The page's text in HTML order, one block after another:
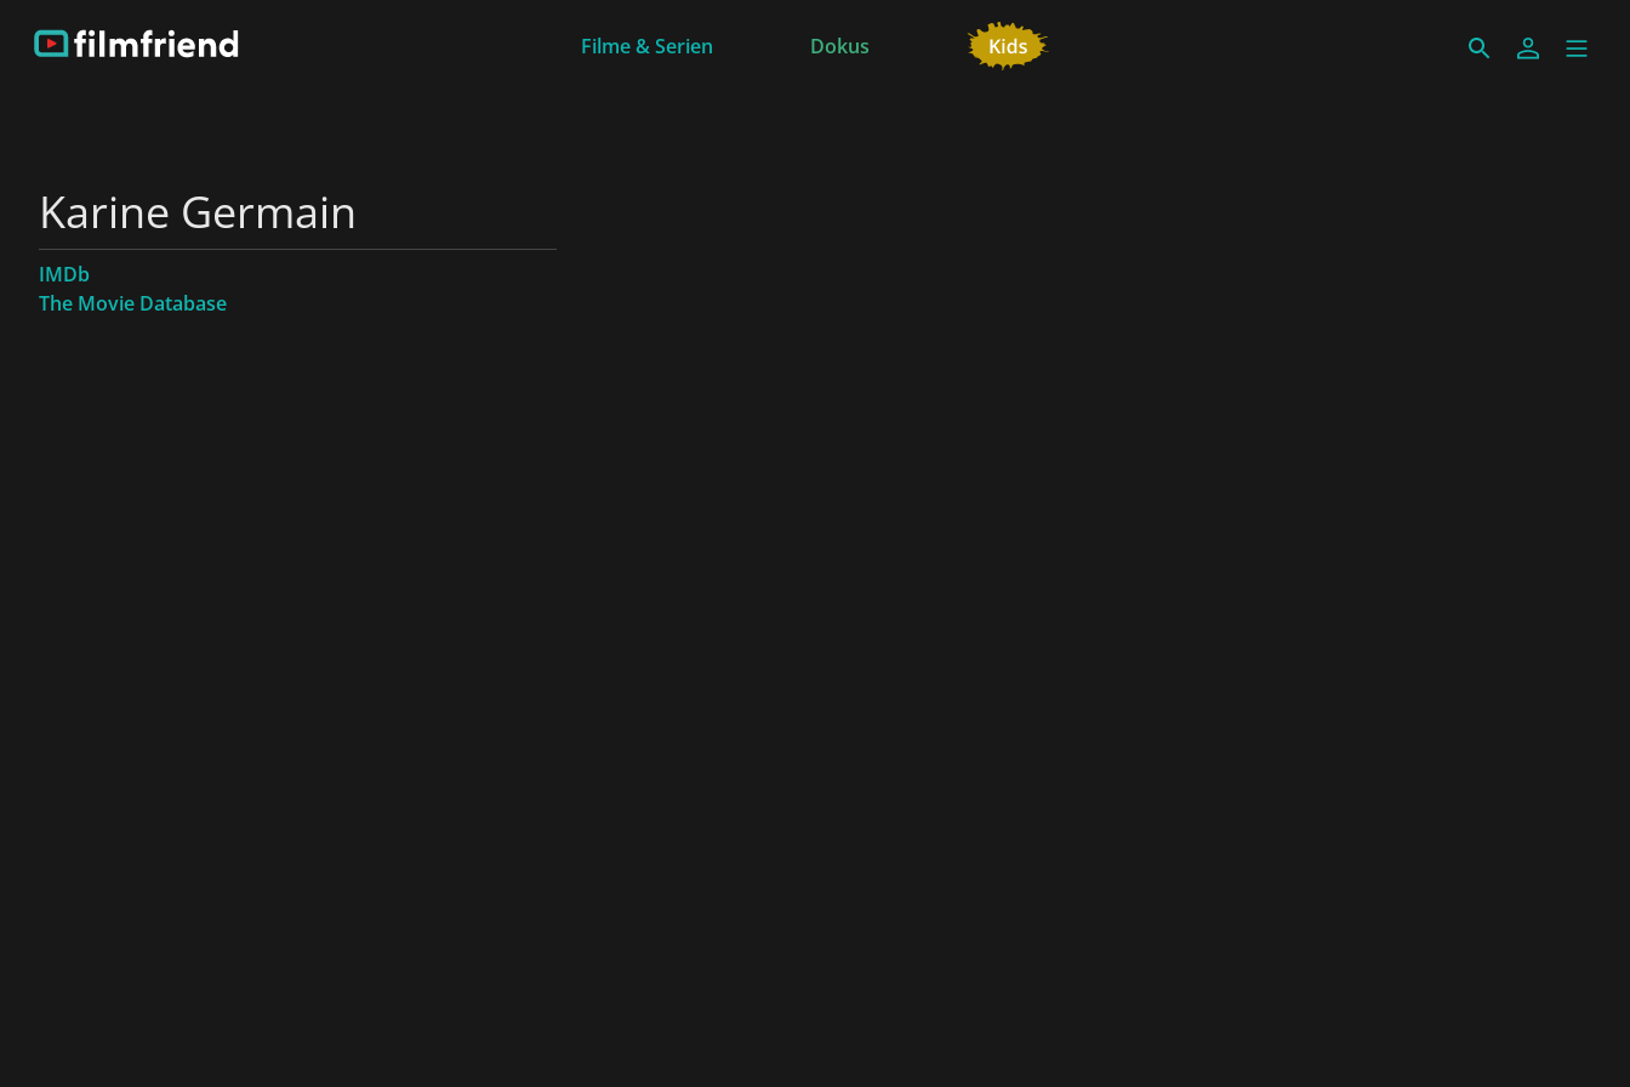
Filme & Serien Dokus
Karine Germain
IMDb
The Movie Database